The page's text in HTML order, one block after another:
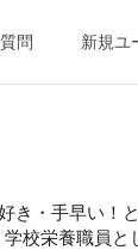
問 新規ユ
き・手早い！
校栄養職員と